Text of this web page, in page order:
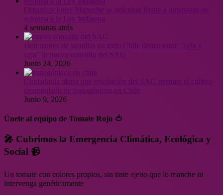
4 semanas atrás
Junio 24, 2026
Ciudadanía alerta que resolución del SAG permite el cultivo
desregulado de transgénicos en Chile
Junio 9, 2026
Únete al equipo de Tomate Rojo 🍅
🎤 Cubrimos la Emergencia Climática, Ecológica y
Social 📹
Un tomate con colores propios, sin tinte ajeno que lo manche ni
intervenga genéticamente